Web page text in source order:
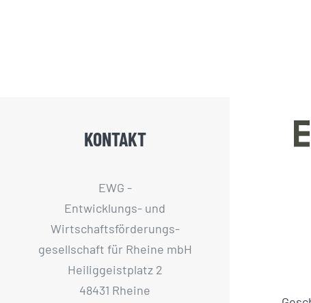
KONTAKT
EWG -
Entwicklungs- und
Wirtschaftsförderungs­
gesellschaft für Rheine mbH
Heiliggeistplatz 2
48431 Rheine